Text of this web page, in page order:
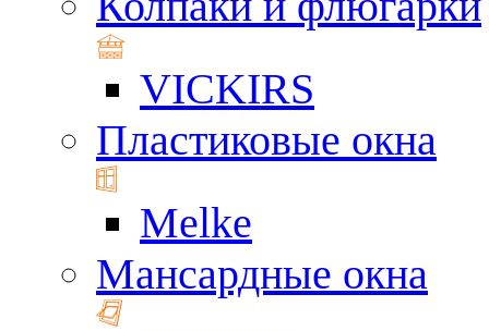
VICKIRS
Пластиковые окна
Melke
Мансардные окна